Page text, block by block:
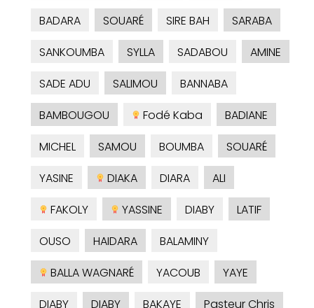
BADARA
SOUARÉ SIRE BAH
SARABA
SANKOUMBA
SYLLA SADABOU
AMINE
SADE ADU
SALIMOU
BANNABA
BAMBOUGOU
Fodé Kaba
BADIANE
MICHEL
SAMOU BOUMBA
SOUARÉ
YASINE
DIAKA DIARA
ALI
FAKOLY
YASSINE DIABY
LATIF
OUSO
HAIDARA
BALAMINY
BALLA WAGNARÉ
YACOUB
YAYE
DIABY
DIABY BAKAYE
Pasteur Chris